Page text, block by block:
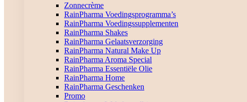
Zonnecrème
RainPharma Voedingsprogramma’s
RainPharma Voedingssupplementen
RainPharma Shakes
RainPharma Gelaatsverzorging
RainPharma Natural Make Up
RainPharma Aroma Special
RainPharma Essentiële Olie
RainPharma Home
RainPharma Geschenken
Promo